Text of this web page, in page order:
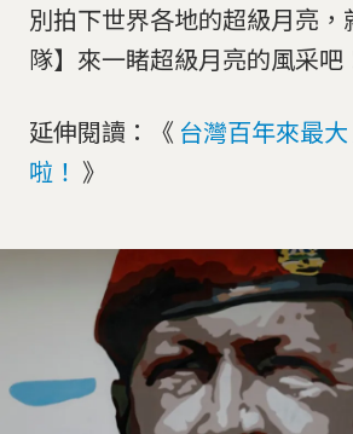
別拍下世界各地的超級月亮
隊】來一睹超級月亮的風采吧
延伸閱讀：《 台灣百年來最
啦！ 》